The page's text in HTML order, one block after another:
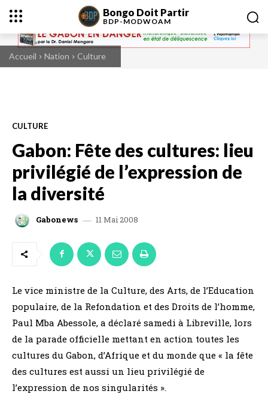
Bongo Doit Partir
BDP-MODWOAM
Accueil Nation Culture
CULTURE
Gabon: Fête des cultures: lieu
privilégié de l’expression de
la diversité
Gabonews 11 Mai 2008
Le vice ministre de la Culture, des Arts, de l’Education
populaire, de la Refondation et des Droits de l’homme,
Paul Mba Abessole, a déclaré samedi à Libreville, lors
de la parade officielle mettant en action toutes les
cultures du Gabon, d’Afrique et du monde que « la fête
des cultures est aussi un lieu privilégié de
l’expression de nos singularités ».